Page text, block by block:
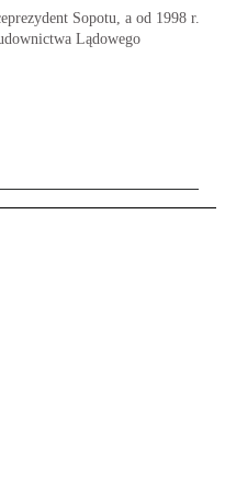
Sopotu, a od 1998 r.
Lądowego